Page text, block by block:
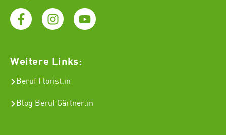
Weitere Links:
Beruf Florist:in
Blog Beruf Gärtner:in